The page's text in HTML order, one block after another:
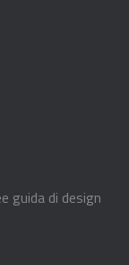
guida di design